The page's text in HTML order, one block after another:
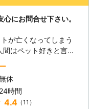
にお問合せ下さい。
トが亡くなってしまう
間はペット好きと言わ
古の時代からペットを飼
ている通り、ペットも
て受け入れられてきま
大切なペットちゃんが
うと深い悲しみを感じ
ー
休
24時間
4.4（11）